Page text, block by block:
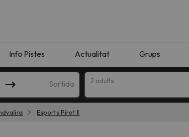
Info Pistes Actualitat Grups
Sortida 2 adults
Esports Pirot II